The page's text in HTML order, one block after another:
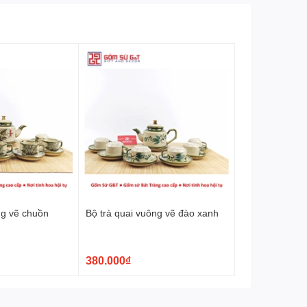
vẽ chuồn
Bộ trà quai vuông vẽ đào xanh
380.000₫